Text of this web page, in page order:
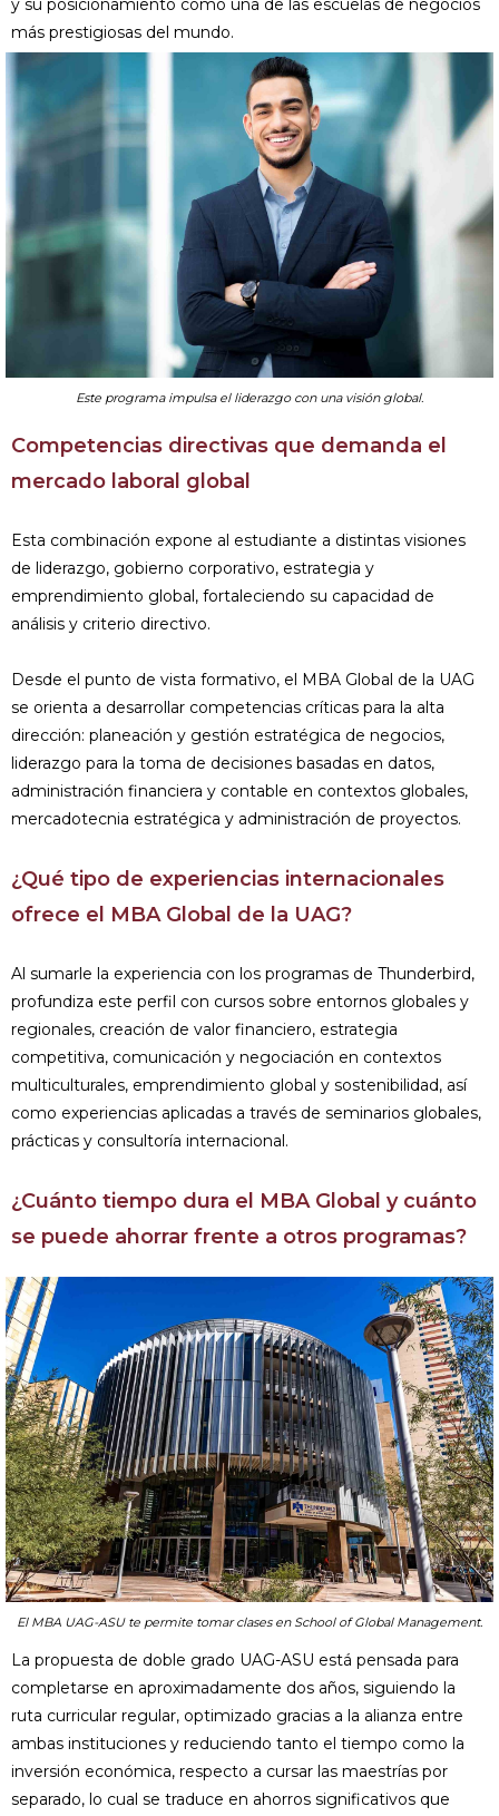
y su posicionamiento como una de las escuelas de negocios
más prestigiosas del mundo.
Este programa impulsa el liderazgo con una visión global.
Competencias directivas que demanda el
mercado laboral global
Esta combinación expone al estudiante a distintas visiones
de liderazgo, gobierno corporativo, estrategia y
emprendimiento global, fortaleciendo su capacidad de
análisis y criterio directivo.
Desde el punto de vista formativo, el MBA Global de la UAG
se orienta a desarrollar competencias críticas para la alta
dirección: planeación y gestión estratégica de negocios,
liderazgo para la toma de decisiones basadas en datos,
administración financiera y contable en contextos globales,
mercadotecnia estratégica y administración de proyectos.
¿Qué tipo de experiencias internacionales
ofrece el MBA Global de la UAG?
Al sumarle la experiencia con los programas de Thunderbird,
profundiza este perfil con cursos sobre entornos globales y
regionales, creación de valor financiero, estrategia
competitiva, comunicación y negociación en contextos
multiculturales, emprendimiento global y sostenibilidad, así
como experiencias aplicadas a través de seminarios globales,
prácticas y consultoría internacional.
¿Cuánto tiempo dura el MBA Global y cuánto
se puede ahorrar frente a otros programas?
El MBA UAG-ASU te permite tomar clases en School of Global Management.
La propuesta de doble grado UAG-ASU está pensada para
completarse en aproximadamente dos años, siguiendo la
ruta curricular regular, optimizado gracias a la alianza entre
ambas instituciones y reduciendo tanto el tiempo como la
inversión económica, respecto a cursar las maestrías por
separado, lo cual se traduce en ahorros significativos que